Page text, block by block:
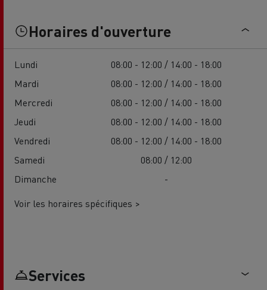
Horaires d'ouverture
Lundi
08:00 - 12:00 / 14:00 - 18:00
Mardi
08:00 - 12:00 / 14:00 - 18:00
Mercredi
08:00 - 12:00 / 14:00 - 18:00
Jeudi
08:00 - 12:00 / 14:00 - 18:00
Vendredi
08:00 - 12:00 / 14:00 - 18:00
Samedi
08:00 / 12:00
Dimanche
-
Voir les horaires spécifiques >
Services